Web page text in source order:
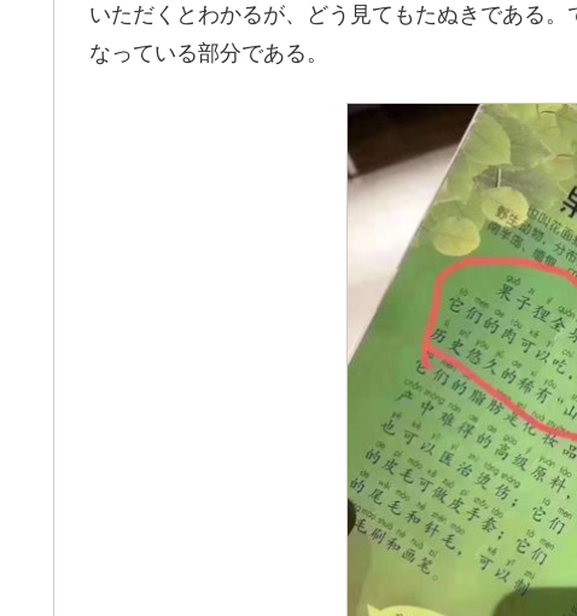
いただくとわかるが、どう見てもたぬきである
なっている部分である。